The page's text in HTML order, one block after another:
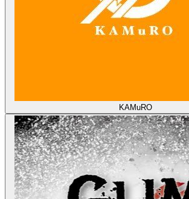
KAMuRO